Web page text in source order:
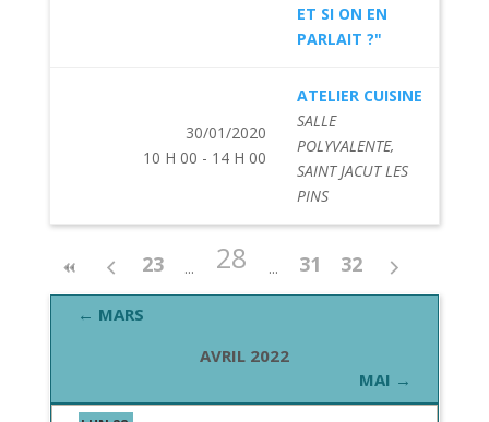
ET SI ON EN
PARLAIT ?"
30/01/2020
10 H 00 - 14 H 00
ATELIER CUISINE
SALLE
POLYVALENTE,
SAINT JACUT LES
PINS
23 28 31 32
← MARS
AVRIL 2022
MAI →